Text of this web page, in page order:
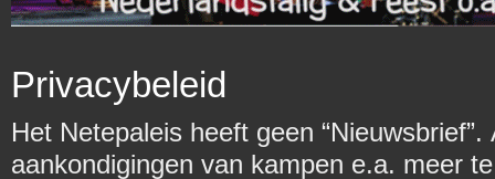
Privacybeleid
Het Netepaleis heeft geen
aankondigingen van kampen e.a. meer